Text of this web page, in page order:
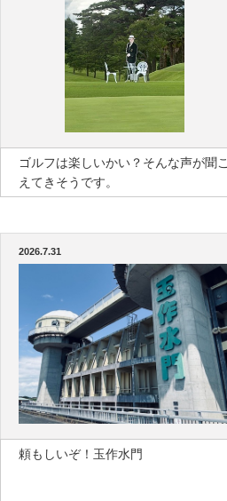
ゴルフは楽しいかい？そんな声が聞こ
えてきそうです。
2026.7.31
頼もしいぞ！玉作水門